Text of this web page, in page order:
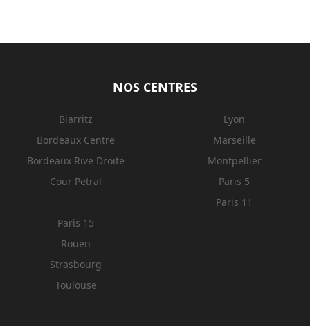
NOS CENTRES
Biarritz
Bordeaux Centre
Bordeaux Rive Droite
Cour Petral
Lyon
Marseille
Montpellier
Paris 5
Paris 11
Paris 15
Rouen
Strasbourg
Toulouse